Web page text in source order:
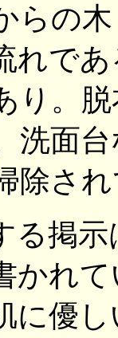
らの
れで
り。
洗面
除さ
る掲
かれ
に優